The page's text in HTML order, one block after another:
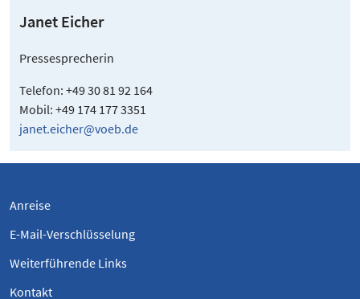
Janet Eicher
Pressesprecherin
Telefon: +49 30 81 92 164
Mobil: +49 174 177 3351
janet.eicher@voeb.de
Anreise
E-Mail-Verschlüsselung
Weiterführende Links
Kontakt